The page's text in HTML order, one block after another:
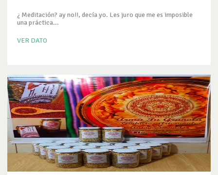
¿ Meditación? ay no!!, decía yo. Les juro que me es imposible
una práctica...
VER DATO